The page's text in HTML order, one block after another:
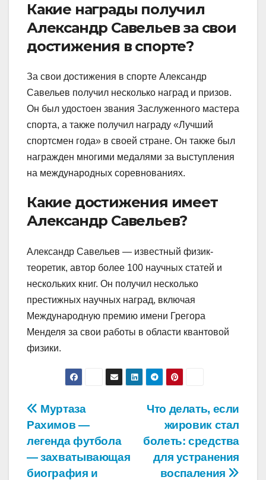
Какие награды получил
Александр Савельев за свои
достижения в спорте?
За свои достижения в спорте Александр
Савельев получил несколько наград и призов.
Он был удостоен звания Заслуженного мастера
спорта, а также получил награду «Лучший
спортсмен года» в своей стране. Он также был
награжден многими медалями за выступления
на международных соревнованиях.
Какие достижения имеет
Александр Савельев?
Александр Савельев — известный физик-
теоретик, автор более 100 научных статей и
нескольких книг. Он получил несколько
престижных научных наград, включая
Международную премию имени Грегора
Менделя за свои работы в области квантовой
физики.
Навигация
по
записям
Что делать, если
жировик стал
болеть: средства
для устранения
воспаления
Муртаза
Рахимов —
легенда футбола
— захватывающая
биография и